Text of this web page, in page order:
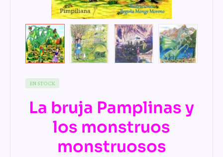
EN STOCK
La bruja Pamplinas y
los monstruos
monstruosos